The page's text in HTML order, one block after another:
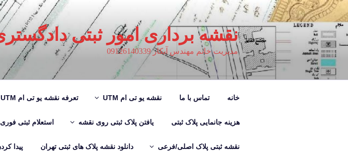
رفتن
به
محتوا
نقشه برداری امور ثبتی
مدیریت خانم مهندس آبکار 09126140339
خانه تماس با ما نقشه یو تی ام UTM تعرفه نقشه یو تی ام UTM
هزینه جانمایی پلاک ثبتی یافتن پلاک ثبتی روی نقشه استعلام ثبتی فوری
نقشه ثبتی پلاک اصلی/فرعی دانلود نقشه پلاک های ثبتی تهران پیدا